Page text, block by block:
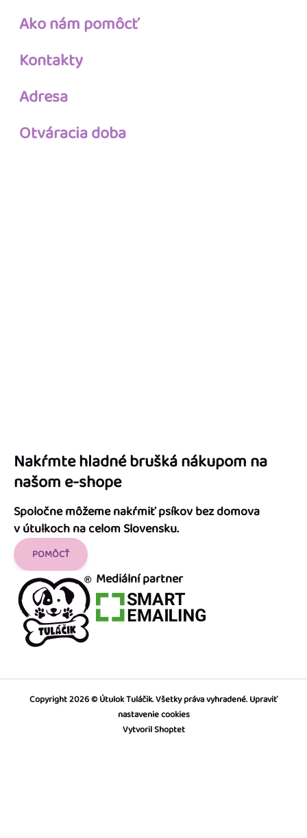
Ako nám pomôcť
Kontakty
Adresa
Otváracia doba
Nakŕmte hladné brušká nákupom na
našom e-shope
Spoločne môžeme nakŕmiť psíkov bez domova
v útulkoch na celom Slovensku.
POMÔCŤ
Mediální partner
Vytvoril Shoptet
Copyright 2026 Útulok Tuláčik. Všetky práva vyhradené.Upraviť
nastavenie cookies